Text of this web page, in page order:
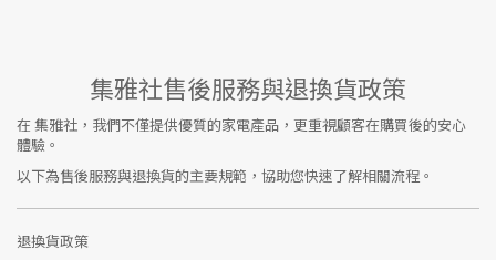
集雅社售後服務與退換貨政策
在集雅社 ，我們不僅提供優質的家電產品，更重視顧客在購買後的安心
體驗。
以下為售後服務與退換貨的主要規範，協助您快速了解相關流程。
退換貨政策